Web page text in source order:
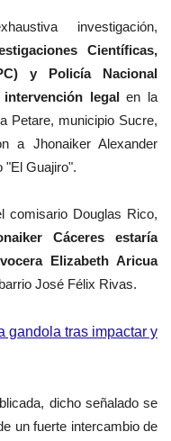
investigación,
Científicas,
y Policía Nacional
legalen la
Petare, municipio Sucre,
a Jhonaiker Alexander
"El Guajiro".
comisario Douglas Rico,
Cáceres estaría
Elizabeth Aricua
José Félix Rivas.
gandola tras impactar y
, dicho señaladose
un fuerte intercambio de